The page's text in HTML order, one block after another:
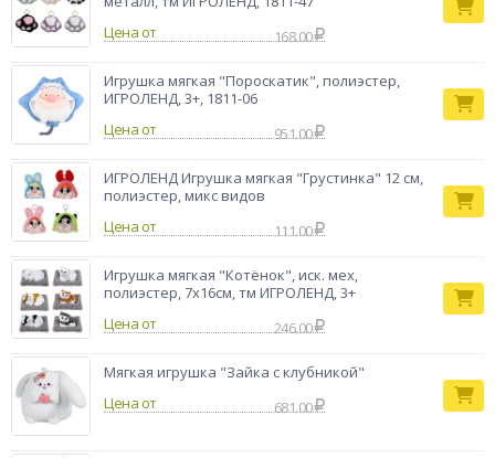
или сумку. Рекомендуемый возраст ребенка – от 3-х лет. 4
дизайна в ассортименте.
Тип товара
Мягкая игрушка
Бренд
ИГРОЛЕНД
Цена от
168.00
Игрушка мягкая "Пороскатик", полиэстер,
ИГРОЛЕНД, 3+, 1811-06
Цена от
951.00
ИГРОЛЕНД Игрушка мягкая "Грустинка" 12 см,
полиэстер, микс видов
Цена от
111.00
Игрушка мягкая "Котёнок", иск. мех,
полиэстер, 7х16см, тм ИГРОЛЕНД, 3+
Цена от
246.00
Мягкая игрушка "Зайка с клубникой"
Цена от
681.00